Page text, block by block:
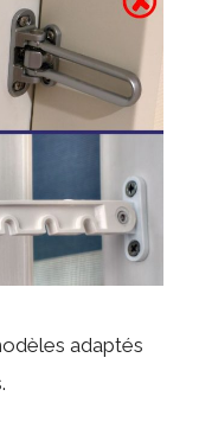
adaptés